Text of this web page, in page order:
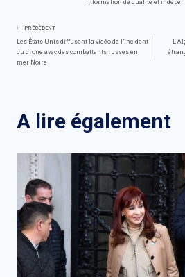
information de qualité et
Navigation
de
PRÉCÉDENT
Les États-Unis diffusent la vidéo de l’incident
du drone avec des combattants russes en
mer Noire
A lire également